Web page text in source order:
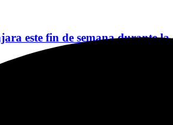
este fin de semana durante